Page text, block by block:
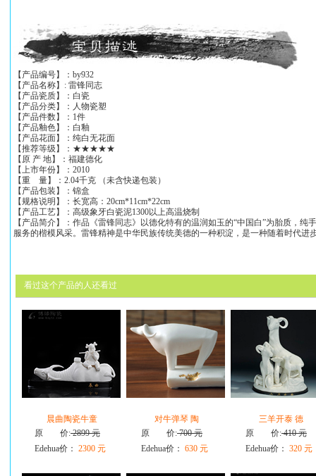
【产品编号】：by932
【产品名称】: 雷锋同志
【产品瓷质】：白瓷
【产品分类】：人物瓷塑
【产品件数】：1件
【产品釉色】：白釉
【产品花面】：纯白无花面
【推荐等级】：★★★★★
【原 产 地】：福建德化
【上市年份】：2010
【重 量】：2.04千克 （未含快递包装）
【产品包装】：锦盒
【规格说明】：长宽高：20cm*11cm*22cm
【产品工艺】：高级象牙白瓷泥1300以上高温烧制
【产品简介】：作品《雷锋同志》以德化特有的温润如玉的“中国白”为胎质，
服务的楷模风采。雷锋精神是中华民族传统美德的一种积淀，是一种随着时代进
看过这个产品的人还看过
晨曲陶瓷牛童
原 价:2899 元
Edehua价： 2300 元
对牛弹琴 陶
原 价:700 元
Edehua价： 630 元
三羊开泰 德
原 价:410 元
Edehua价： 320 元